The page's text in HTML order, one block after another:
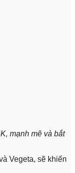
mạnh mẽ và bắt
Vegeta, sẽ khiến